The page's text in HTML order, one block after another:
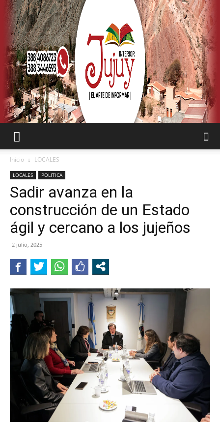
INTERIOR
JUJUY
Inicio LOCALES
LOCALES POLITICA
Sadir avanza en la
construcción de un Estado
ágil y cercano a los jujeños
2 julio, 2025